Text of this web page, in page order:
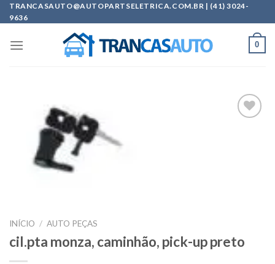
Skip
to
TRANCASAUTO@AUTOPARTSELETRICA.COM.BR | (41) 3024-
9636
0
INÍCIO / AUTO PEÇAS
cil.pta monza, caminhão, pick-up preto